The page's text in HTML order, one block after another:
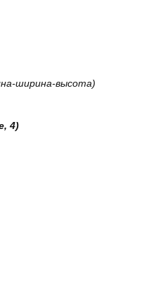
ширина-высота)
4)